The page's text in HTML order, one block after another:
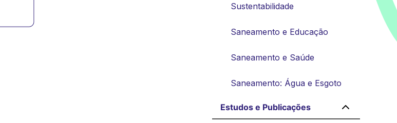
Sustentabilidade
Saneamento e Educação
Saneamento e Saúde
Saneamento: Água e Esgoto
Estudos e Publicações